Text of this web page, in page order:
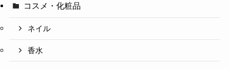
コスメ・化粧品
ネイル
香水